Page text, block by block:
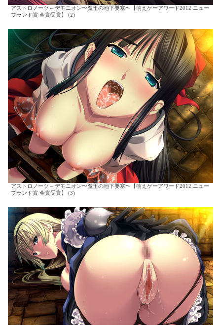
アストロノーツ – デモニオン〜魔王の地下要塞〜【萌えゲーアワード2012 ニュー
ブランド賞 金賞受賞】 (2)
アストロノーツ – デモニオン〜魔王の地下要塞〜【萌えゲーアワード2012 ニュー
ブランド賞 金賞受賞】 (3)